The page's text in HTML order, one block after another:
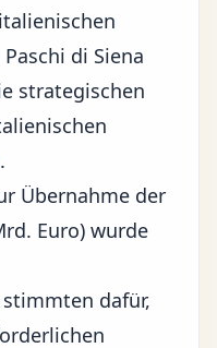
di Siena
strategischen
Übernahme der
Euro) wurde
dafür,